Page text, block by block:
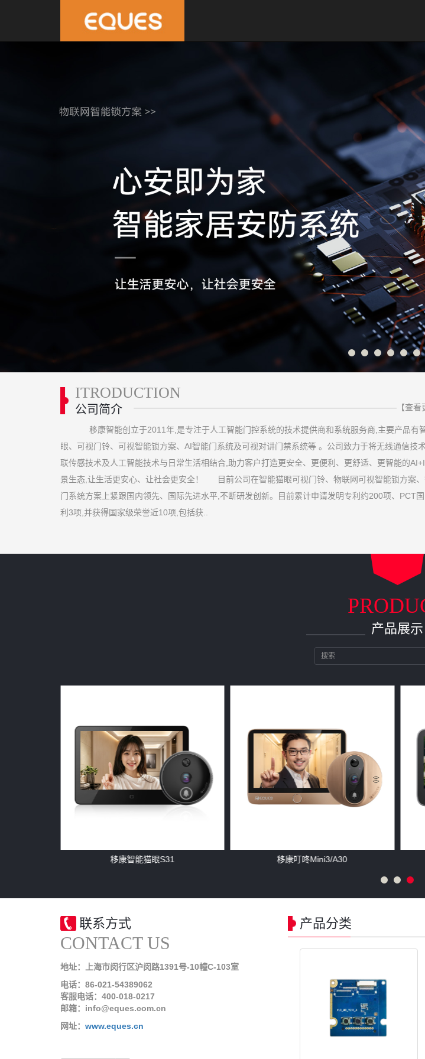
ITRODUCTION
公司简介 【查看
移康智能创立于2011年,是专注于人工智能门控系统的技术提供商和系统服务商,主要产品有
眼、可视门铃、可视智能锁方案、AI智能门系统及可视对讲门禁系统等 。公司致力于将无线通信技
联传感技术及人工智能技术与日常生活相结合,助力客户打造更安全、更便利、更舒适、更智能的
景生态,让生活更安心、让社会更安全！ 目前公司在智能猫眼可视门铃、物联网可视智能锁方案
门系统方案上紧跟国内领先、国际先进水平,不断研发创新。目前累计申请发明专利约200项、PCT
利3项,并获得国家级荣誉近10项,包括获..
产品展示
移康智能猫眼S31 移康叮咚Mini3/A30
产品分类
联系方式
CONTACT US
地址：上海市闵行区沪闵路1391号-10幢C-103室
电话：86-021-54389062
客服电话：400-018-0217
邮箱：info@eques.com.cn
网址： www.eques.cn